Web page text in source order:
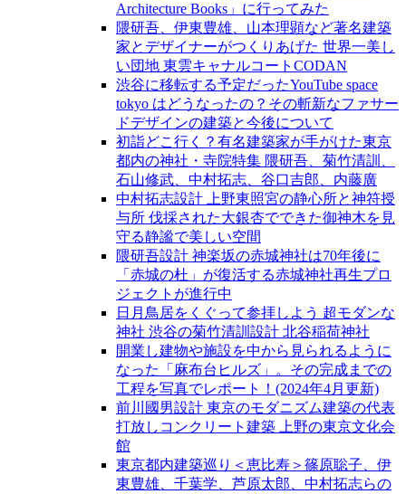
Architecture Books」に行ってみた
隈研吾、伊東豊雄、山本理顕など著名建築
家とデザイナーがつくりあげた 世界一美し
い団地 東雲キャナルコートCODAN
渋谷に移転する予定だったYouTube space
tokyo はどうなったの？その斬新なファサー
ドデザインの建築と今後について
初詣どこ行く？有名建築家が手がけた東京
都内の神社・寺院特集 隈研吾、菊竹清訓、
石山修武、中村拓志、谷口吉郎、内藤廣
中村拓志設計 上野東照宮の静心所と神符授
与所 伐採された大銀杏でできた御神木を見
守る静謐で美しい空間
隈研吾設計 神楽坂の赤城神社は70年後に
「赤城の杜」が復活する赤城神社再生プロ
ジェクトが進行中
日月鳥居をくぐって参拝しよう 超モダンな
神社 渋谷の菊竹清訓設計 北谷稲荷神社
開業し建物や施設を中から見られるように
なった「麻布台ヒルズ」。その完成までの
工程を写真でレポート！(2024年4月更新)
前川國男設計 東京のモダニズム建築の代表
打放しコンクリート建築 上野の東京文化会
館
東京都内建築巡り＜恵比寿＞篠原聡子、伊
東豊雄、千葉学、芦原太郎、中村拓志らの